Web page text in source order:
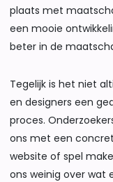
plaats met
een mooie
beter in de
Tegelijk is het niet
en designers een
proces.
ons met een
website of spel
ons weinig over wat